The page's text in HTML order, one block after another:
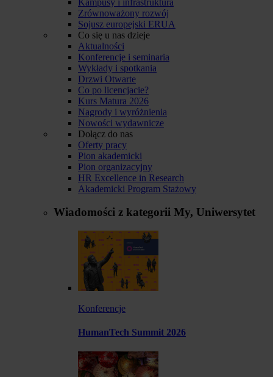
Zrównoważony rozwój
Sojusz europejski ERUA
Co się u nas dzieje
Aktualności
Konferencje i seminaria
Wykłady i spotkania
Drzwi Otwarte
Co po licencjacie?
Kurs Matura 2026
Nagrody i wyróżnienia
Nowości wydawnicze
Dołącz do nas
Oferty pracy
Pion akademicki
Pion organizacyjny
HR Excellence in Research
Akademicki Program Stażowy
Wiadomości z kategorii My, Uniwersytet
Konferencje
HumanTech Summit 2026